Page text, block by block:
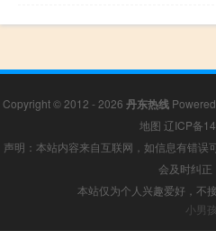
Copyright © 2012 - 2026 丹东热线
地图 辽ICP备
声明：本站内容来自互联网，如信息有错
会及时纠正
本站仅为个人兴趣爱好，不
小男孩